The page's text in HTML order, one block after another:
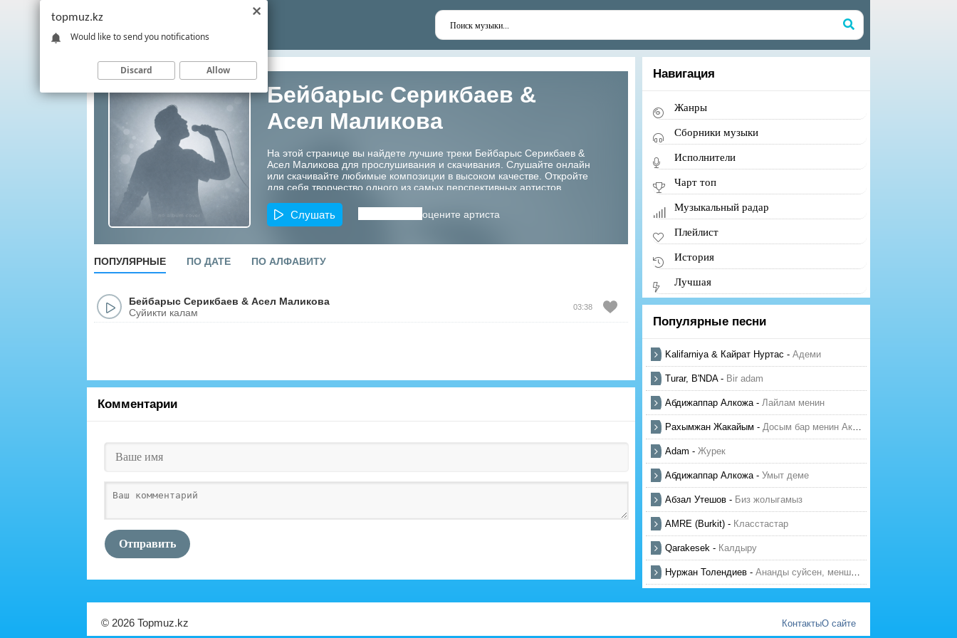
Бейбарыс Серикбаев &
Асел Маликова
На этой странице вы найдете лучшие треки Бейбарыс Серикбаев &
Асел Маликова для прослушивания и скачивания. Слушайте онлайн
или скачивайте любимые композиции в высоком качестве. Откройте
для себя творчество одного из самых перспективных артистов
Слушать оцените артиста
ПОПУЛЯРНЫЕ ПО ДАТЕ ПО АЛФАВИТУ
Бейбарыс Серикбаев & Асел Маликова
Суйикти калам
03:38
Комментарии
Отправить
Навигация
Жанры
Сборники музыки
Исполнители
Чарт топ
Музыкальный радар
Плейлист
История
Лучшая
Популярные песни
Kalifarniya & Кайрат Нуртас - Адеми
Turar, B'NDA- Bir adam
Абдижаппар Алкожа- Лайлам менин
Рахымжан Жакайым - Досым бар менин Актауда
Adam - Журек
Абдижаппар Алкожа- Умыт деме
Абзал Утешов - Биз жолыгамыз
AMRE (Burkit) - Класстастар
Qarakesek - Калдыру
Нуржан Толендиев - Ананды суйсен, менше суй
© 2026 Topmuz.kz КонтактыО сайте
topmuz.kz
Would like to send you notifications
Discard Allow